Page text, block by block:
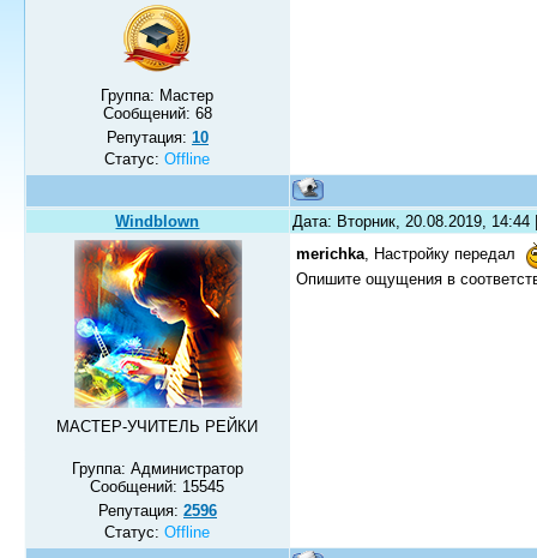
Группа: Мастер
Сообщений: 68
Репутация: 10
Статус:Offline
Windblown Дата: Вторник, 20.08.2019,
МАСТЕР-УЧИТЕЛЬ РЕЙКИ
Группа: Администратор
Сообщений: 15545
Репутация: 2596
Статус:Offline
merichka , Настройку передал
Опишите ощущения в